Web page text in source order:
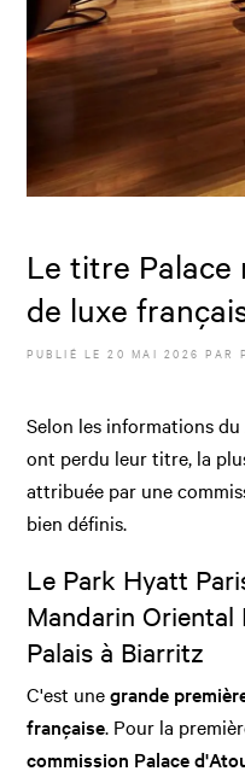
Le titre
de luxe
PUBLIÉ LE20 MAI 2026 PAR
Selon les informations du
ont perdu leur titre, la
attribuée par une
bien définis.
Le Park Hyatt
Mandarin
Palais à Biarritz
C'est unegrande
française. Pour la
commission Palace